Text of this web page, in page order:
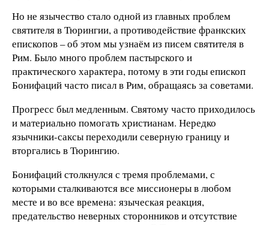
Но не язычество стало одной из главных проблем
святителя в Тюрингии, а противодействие франкских
епископов – об этом мы узнаём из писем святителя в
Рим. Было много проблем пастырского и
практического характера, потому в эти годы епископ
Бонифаций часто писал в Рим, обращаясь за советами.
Прогресс был медленным. Святому часто приходилось
и материально помогать христианам. Нередко
язычники-саксы переходили северную границу и
вторгались в Тюрингию.
Бонифаций столкнулся с тремя проблемами, с
которыми сталкиваются все миссионеры в любом
месте и во все времена: языческая реакция,
предательство неверных сторонников и отсутствие